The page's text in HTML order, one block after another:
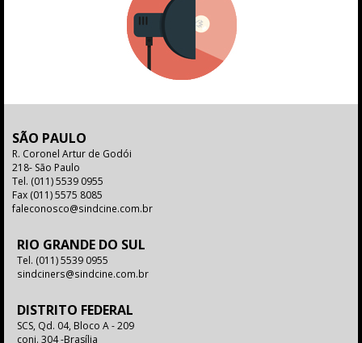
SÃO PAULO
R. Coronel Artur de Godói
218- São Paulo
Tel. (011) 5539 0955
Fax (011) 5575 8085
faleconosco@sindcine.com.br
RIO GRANDE DO SUL
Tel. (011) 5539 0955
sindciners@sindcine.com.br
DISTRITO FEDERAL
SCS, Qd. 04, Bloco A - 209
conj. 304 -Brasília